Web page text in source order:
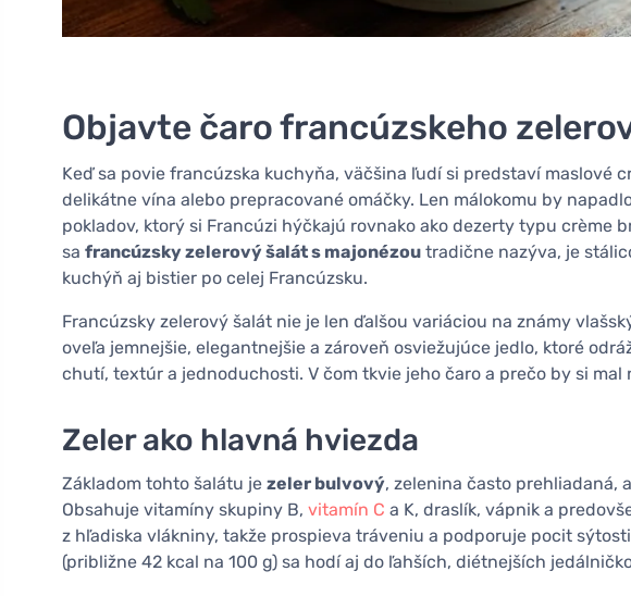
Objavte čaro francúzskeho
Keď sa povie francúzska kuchyňa, väčšina ľudí si predstaví maslové
delikátne vína alebo prepracované omáčky. Len málokomu by
pokladov, ktorý si Francúzi hýčkajú rovnako ako dezerty typu crème
sa francúzsky zelerový šalát s majonézou tradične nazýva, je
kuchýň aj bistier po celej Francúzsku.
Francúzsky zelerový šalát nie je len ďalšou variáciou na známy
oveľa jemnejšie, elegantnejšie a zároveň osviežujúce jedlo, ktoré
chutí, textúr a jednoduchosti. V čom tkvie jeho čaro a prečo by si mal
Zeler ako hlavná hviezda
Základom tohto šalátu je zeler bulvový, zelenina často prehliadaná,
Obsahuje vitamíny skupiny B, vitamín C a K, draslík, vápnik a
z hľadiska vlákniny, takže prospieva tráveniu a podporuje pocit
(približne 42 kcal na 100 g) sa hodí aj do ľahších, diétnejších